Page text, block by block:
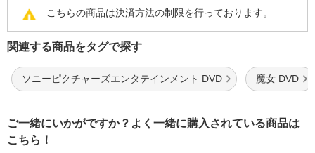
こちらの商品は決済方法の制限を行っております。
関連する商品をタグで探す
ソニーピクチャーズエンタテインメント DVD 魔女 DVD
ご一緒にいかがですか？よく一緒に購入されている商品は
こちら！